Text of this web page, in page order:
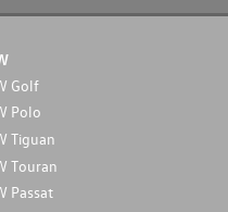
Golf
Polo
Tiguan
Touran
Passat